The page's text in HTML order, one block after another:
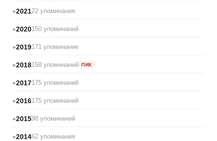
202122 упоминания
2020150 упоминаний
2019171 упоминание
2018158 упоминаний ПИК
2017175 упоминаний
2016175 упоминаний
201598 упоминаний
201462 упоминания